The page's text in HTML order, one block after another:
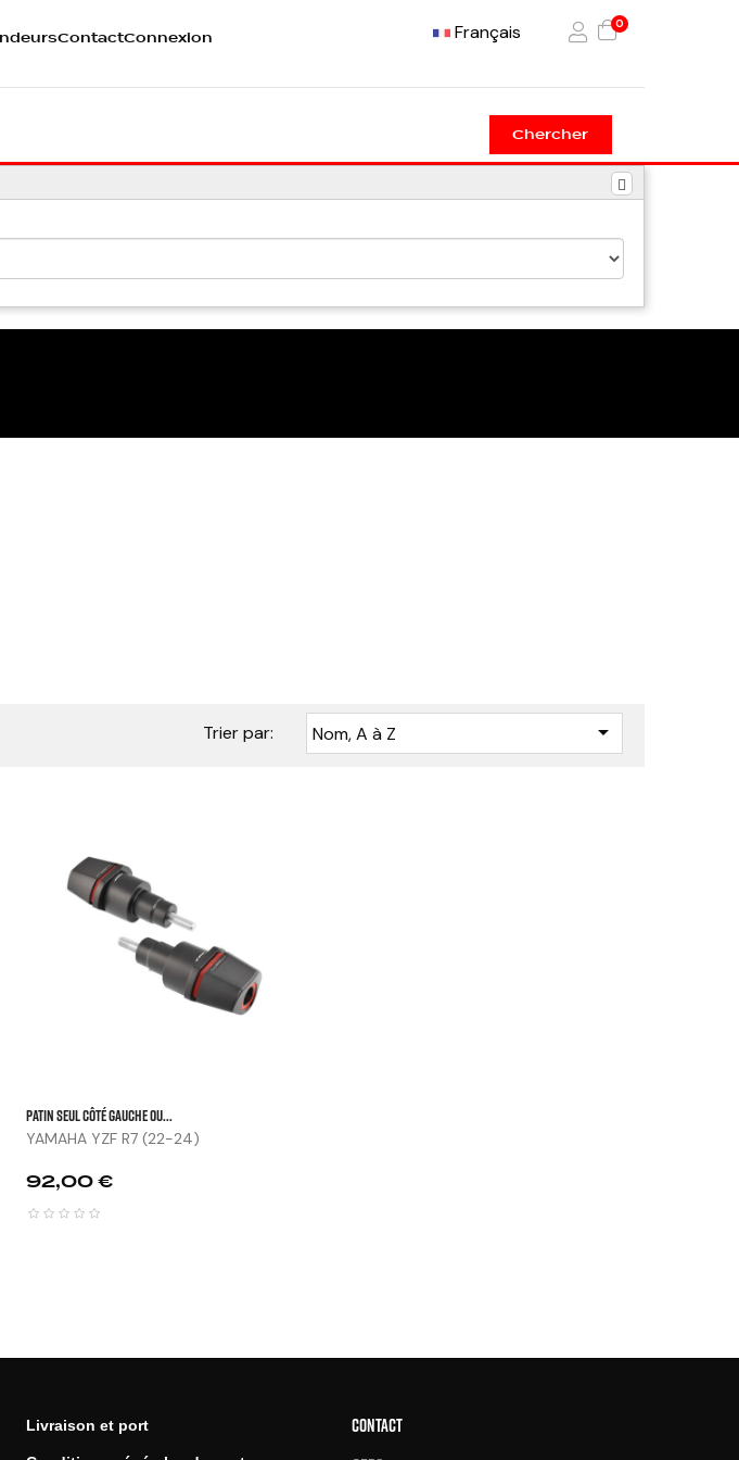
ContactConnexion Français 0
Chercher
Trier par: Nom, A à Z 
Patin Seul Côté Gauche Ou...
YAMAHA YZF R7 (22-24)
Prix
92,00 €
Livraison et port CONTACT